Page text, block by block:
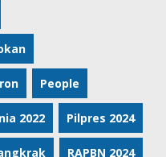
People
2022 Pilpres 2024
RAPBN 2024